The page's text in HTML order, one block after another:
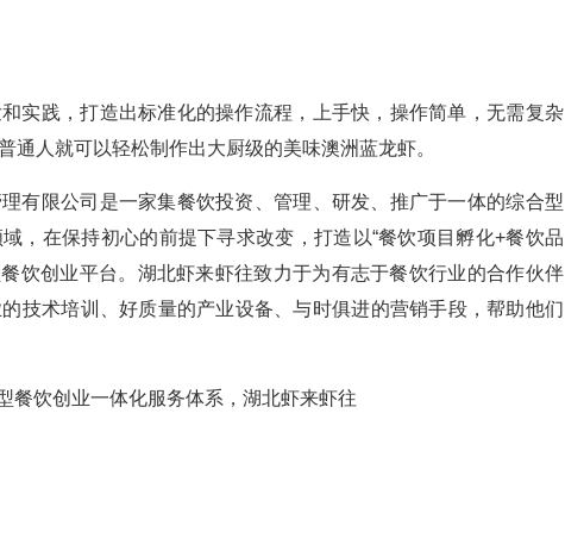
践，打造出标准化的操作流程，上手快，操作简单，无需复杂
通人就可以轻松制作出大厨级的美味澳洲蓝龙虾。
限公司是一家集餐饮投资、管理、研发、推广于一体的综合型
，在保持初心的前提下寻求改变，打造以“餐饮项目孵化+餐饮品
饮创业平台。湖北虾来虾往致力于为有志于餐饮行业的合作伙伴
技术培训、好质量的产业设备、与时俱进的营销手段，帮助他们